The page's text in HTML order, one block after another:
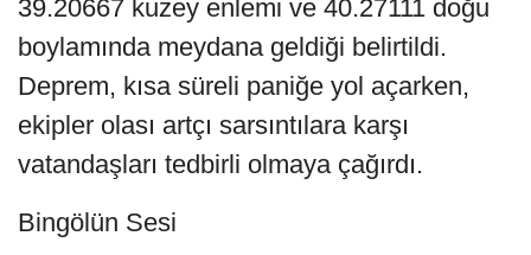
39.20667 kuzey enlemi ve 40.27111 doğu
boylamında meydana geldiği belirtildi.
Deprem, kısa süreli paniğe yol açarken,
ekipler olası artçı sarsıntılara karşı
vatandaşları tedbirli olmaya çağırdı.
Bingölün Sesi